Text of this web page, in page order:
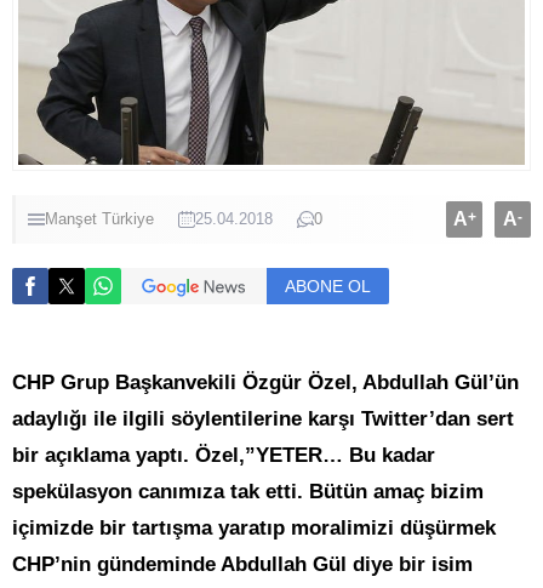
Manşet Türkiye 25.04.2018 0 A+ A-
ABONE OL
CHP Grup Başkanvekili Özgür Özel, Abdullah Gül’ün
adaylığı ile ilgili söylentilerine karşı Twitter’dan sert
bir açıklama yaptı. Özel,”YETER… Bu kadar
spekülasyon canımıza tak etti. Bütün amaç bizim
içimizde bir tartışma yaratıp moralimizi düşürmek
CHP’nin gündeminde Abdullah Gül diye bir isim